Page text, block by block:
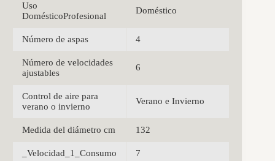
Uso
DomésticoProfesional
Doméstico
Número de aspas 4
Número de velocidades
ajustables
6
Control de aire para
verano o invierno
Verano e Invierno
Medida del diámetro cm 132
_Velocidad_1_Consumo 7